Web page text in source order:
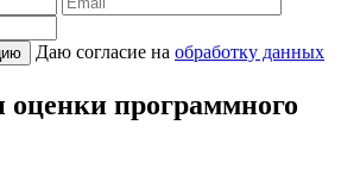
Даю согласие на обработку данных
оценки программного